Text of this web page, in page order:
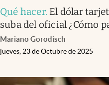
Argentina
Qué hacer. El dólar
suba del oficial ¿Cómo
Mariano Gorodisch
jueves, 23 de Octubre de 2025